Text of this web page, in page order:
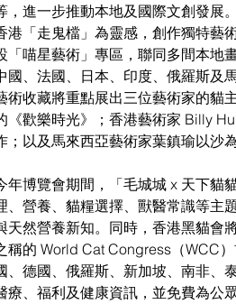
，進一步推動本地及國際文創發展
港「走鬼檔」為靈感，創作獨特藝
「喵星藝術」專區，聯同多間本地
國、法國、日本、印度、俄羅斯及
術收藏將重點展出三位藝術家的貓
《歡樂時光》；香港藝術家 Billy
；以及馬來西亞藝術家葉鎮瑜以沙
年博覽會期間，「毛城城 x 天下貓
、營養、貓糧選擇、獸醫常識等主
天然營養新知。同時，香港黑貓會
稱的 World Cat Congress（WCC
、德國、俄羅斯、新加坡、南非、
療、福利及健康資訊，並免費為公